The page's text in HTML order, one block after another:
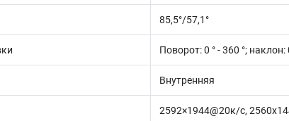
85,5°/57,1°
Поворот: 0 ° - 360 °; наклон:
Внутренняя
2592×1944@20к/с,